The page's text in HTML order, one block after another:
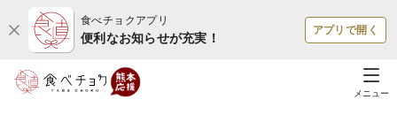
食べチョクアプリ
便利なお知らせが充実！
アプリで開く
メニュー